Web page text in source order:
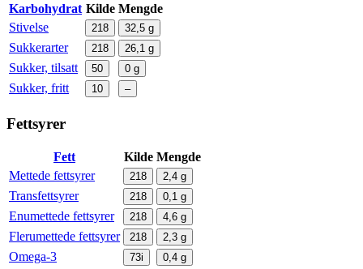
Karbohydrat Kilde Mengde
Stivelse
218 32,5 g
Sukkerarter 218 26,1 g
Sukker, tilsatt 50 0 g
Sukker, fritt 10 –
Fettsyrer
Fett Kilde Mengde
Mettede fettsyrer
218 2,4 g
Transfettsyrer 218 0,1 g
Enumettede fettsyrer 218 4,6 g
Flerumettede fettsyrer 218 2,3 g
Omega-3 73i 0,4 g